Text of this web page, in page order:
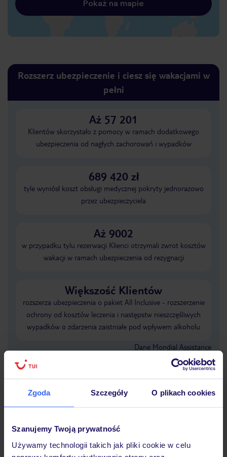
Zgoda Szczegóły O plikach cookies
Szanujemy Twoją prywatność
Używamy technologii takich jak pliki cookie w celu
Pokaż na mapie
Rozszerz ubezpieczenie i ciesz się wakacjami w
pełni
Aż 57 201
Klientów skorzystało z pomocy w ramach dodatkowego
ubezpieczenia od nagłych zachorowań i wypadków
689 420 zł
tyle wyniósł koszt obsługi medycznej pokryty jednorazowo
przez ubezpieczyciela
Aż 9002
w przypadku tylu rezerwacji Klienci otrzymali zwrot kosztów
wakacji w ramach ubezpieczenia od rezygnacji
Większość Klientów
rozszerza ubezpieczenia o pakiet All Inclusive - rozszerzenie
ochrony od kosztów leczenia i następstw nieszczęśliwych
wypadków o zdarzenia zaistniałe pod wpływem alkoholu
Dane Mondial Assistance
Sprawdź szczegóły wariantów ochrony»
Dlaczego warto wybrać TUI?